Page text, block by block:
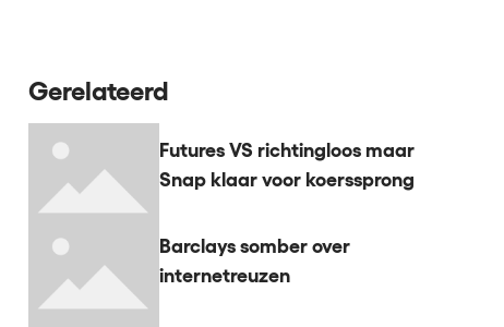
Gerelateerd
Futures VS richtingloos maar
Snap klaar voor koerssprong
Barclays somber over
internetreuzen